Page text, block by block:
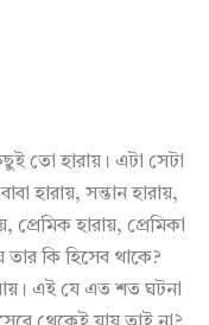
তো হারায়। এটা সেটা
হারায়, সন্তান হারায়,
প্রেমিক হারায়, প্রেমিকা
তার কি হিসেব থাকে?
এই যে এত শত ঘটনা